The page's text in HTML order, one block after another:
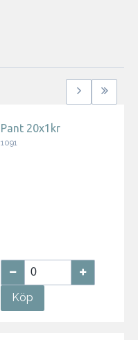
Pant 20x1kr
1091
Köp